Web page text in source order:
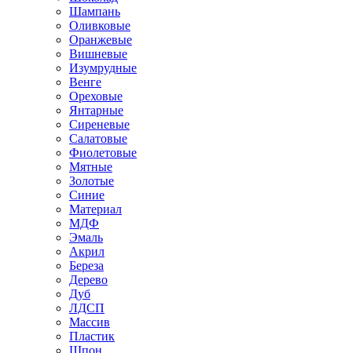
Шампань
Оливковые
Оранжевые
Вишневые
Изумрудные
Венге
Ореховые
Янтарные
Сиреневые
Салатовые
Фиолетовые
Мятные
Золотые
Синие
Материал
МДФ
Эмаль
Акрил
Береза
Дерево
Дуб
ЛДСП
Массив
Пластик
Шпон